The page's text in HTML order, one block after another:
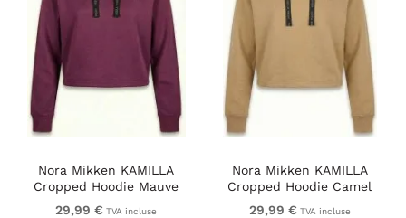
Nora Mikken KAMILLA
Cropped Hoodie Mauve
Wine
29,99 € TVA incluse
Nora Mikken KAMILLA
Cropped Hoodie Camel
29,99 € TVA incluse